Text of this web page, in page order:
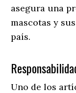
asegura una
mascotas y
país.
Uno de los